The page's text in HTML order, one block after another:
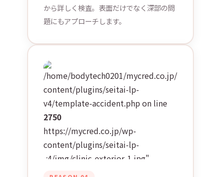
から詳しく検査。表面だけでなく深部の問
題にもアプローチします。
/home/bodytech0201/mycred.co.jp/
content/plugins/seitai-lp-
v4/template-accident.php on line
2750
https://mycred.co.jp/wp-
content/plugins/seitai-lp-
v4/img/clinic-exterior-1.jpg"
alt="整形外科との連携"